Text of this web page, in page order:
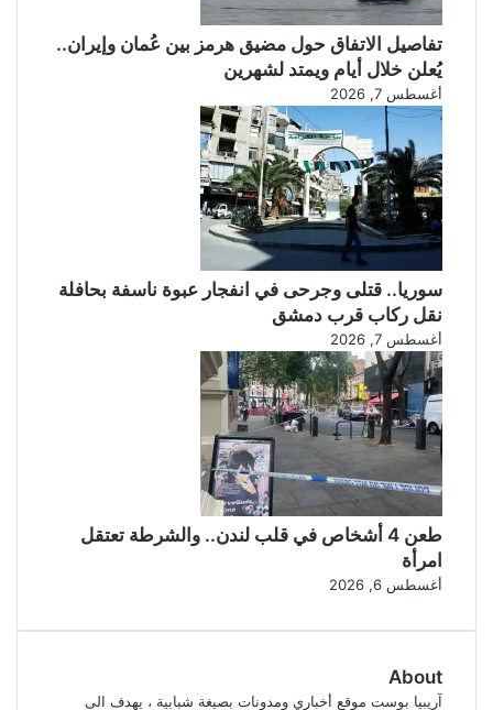
تفاصيل الاتفاق حول مضيق هرمز بين عُمان وإيران..
يُعلن خلال أيام ويمتد لشهرين
أغسطس 7, 2026
سوريا.. قتلى وجرحى في انفجار عبوة ناسفة بحافلة
نقل ركاب قرب دمشق
أغسطس 7, 2026
طعن 4 أشخاص في قلب لندن.. والشرطة تعتقل
امرأة
أغسطس 6, 2026
About
آريبيا بوست موقع أخباري ومدونات بصيغة شبابية ، يهدف الى